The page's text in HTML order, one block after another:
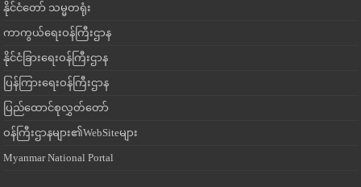
နိုင်ငံတော် သမ္မတရုံး
ကာကွယ်ရေးဝန်ကြီးဌာန
နိုင်ငံခြားရေးဝန်ကြီးဌာန
ပြန်ကြားရေးဝန်ကြီးဌာန
ပြည်ထောင်စုလွှတ်တော်
ဝန်ကြီးဌာနများ၏WebSiteများ
Myanmar National Portal